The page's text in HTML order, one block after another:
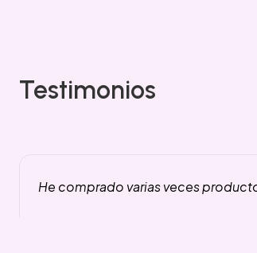
Testimonios
He comprado varias veces